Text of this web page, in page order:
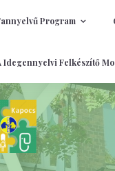
Program
Idegennyelvi Felkészítő